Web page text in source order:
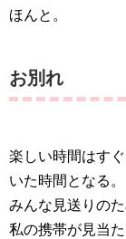
ほんと。
お別れ
楽しい時間はす
いた時間となる。
みんな見送りの
私の携帯が見当